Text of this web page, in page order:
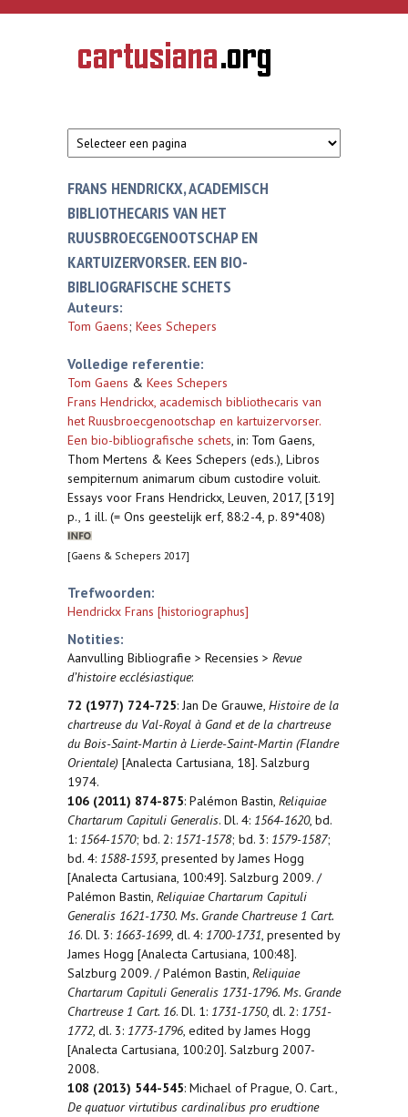
Overslaan en naar de inhoud gaan
CARTUSIANA
Geschiedenis
van de
FRANS HENDRICKX, ACADEMISCH
BIBLIOTHECARIS VAN HET
RUUSBROECGENOOTSCHAP EN
KARTUIZERVORSER. EEN BIO-
BIBLIOGRAFISCHE SCHETS
Auteurs:
Tom Gaens; Kees Schepers
Volledige referentie:
Tom Gaens & Kees Schepers
Frans Hendrickx, academisch bibliothecaris van
het Ruusbroecgenootschap en kartuizervorser.
Een bio-bibliografische schets, in: Tom Gaens,
Thom Mertens & Kees Schepers (eds.), Libros
sempiternum animarum cibum custodire voluit.
Essays voor Frans Hendrickx, Leuven, 2017, [319]
p., 1 ill. (= Ons geestelijk erf, 88:2-4, p. 89*408)
[Gaens & Schepers 2017]
Trefwoorden:
Hendrickx Frans [historiographus]
Notities:
Aanvulling Bibliografie > Recensies > Revue
d’histoire ecclésiastique:
72 (1977) 724-725: Jan De Grauwe, Histoire de la
chartreuse du Val-Royal à Gand et de la chartreuse
du Bois-Saint-Martin à Lierde-Saint-Martin (Flandre
Orientale) [Analecta Cartusiana, 18]. Salzburg
1974.
106 (2011) 874-875: Palémon Bastin, Reliquiae
Chartarum Capituli Generalis. Dl. 4: 1564-1620, bd.
1: 1564-1570; bd. 2: 1571-1578; bd. 3: 1579-1587;
bd. 4: 1588-1593, presented by James Hogg
[Analecta Cartusiana, 100:49]. Salzburg 2009. /
Palémon Bastin, Reliquiae Chartarum Capituli
Generalis 1621-1730. Ms. Grande Chartreuse 1 Cart.
16. Dl. 3: 1663-1699, dl. 4: 1700-1731, presented by
James Hogg [Analecta Cartusiana, 100:48].
Salzburg 2009. / Palémon Bastin, Reliquiae
Chartarum Capituli Generalis 1731-1796. Ms. Grande
Chartreuse 1 Cart. 16. Dl. 1: 1731-1750, dl. 2: 1751-
1772, dl. 3: 1773-1796, edited by James Hogg
[Analecta Cartusiana, 100:20]. Salzburg 2007-
2008.
108 (2013) 544-545: Michael of Prague, O. Cart.,
De quatuor virtutibus cardinalibus pro erudtione